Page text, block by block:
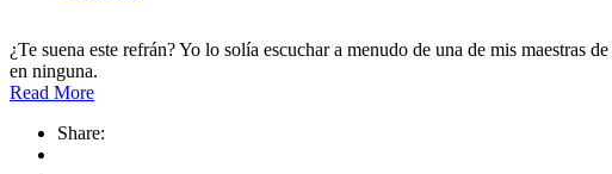
¿Te suena este refrán? Yo lo solía escuchar a menudo de una de mis maestras
en ninguna.
Read More
Share: